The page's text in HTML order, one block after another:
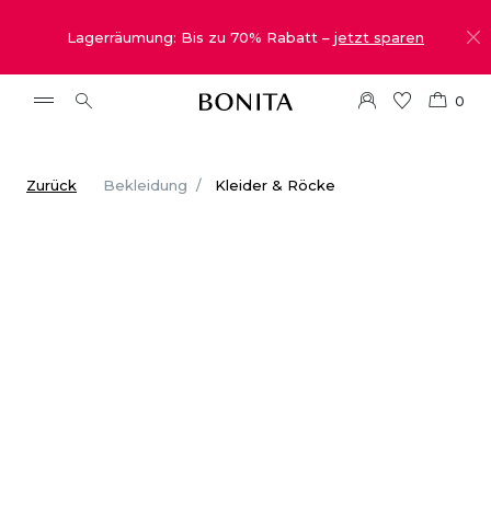
Lagerräumung: Bis zu 70% Rabatt – jetzt sparen
0
Zurück Bekleidung Kleider & Röcke